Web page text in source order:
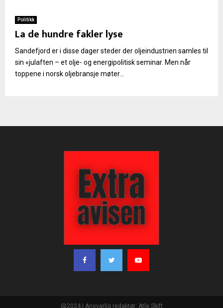
Politikk
La de hundre fakler lyse
Sandefjord er i disse dager steder der oljeindustrien samles til
sin «julaften – et olje- og energipolitisk seminar. Men når
toppene i norsk oljebransje møter...
@2024 | Ansvarlig redaktør: Atle Skift